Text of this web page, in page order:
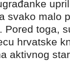
svako malo
toga,
hrvatske
aktivnog